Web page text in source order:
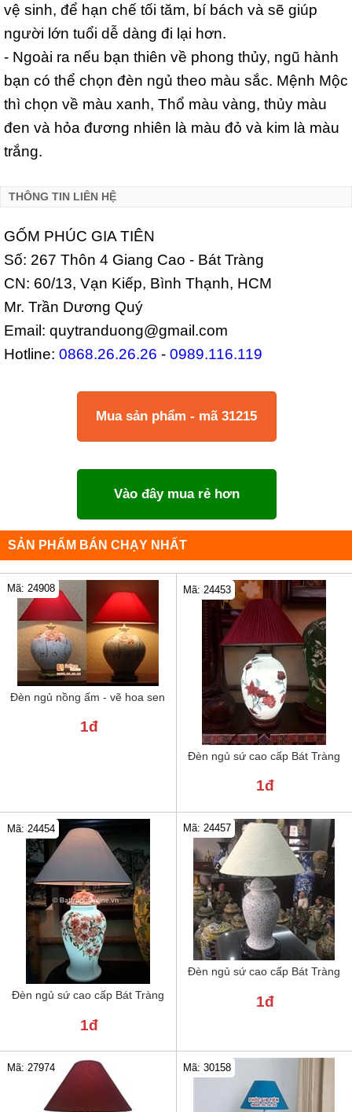
vệ sinh, để hạn chế tối tăm, bí bách và sẽ giúp
người lớn tuổi dễ dàng đi lại hơn.
- Ngoài ra nếu bạn thiên về phong thủy, ngũ hành
bạn có thể chọn đèn ngủ theo màu sắc. Mệnh Mộc
thì chọn về màu xanh, Thổ màu vàng, thủy màu
đen và hỏa đương nhiên là màu đỏ và kim là màu
trắng.
THÔNG TIN LIÊN HỆ
GỐM PHÚC GIA TIÊN
Số: 267 Thôn 4 Giang Cao - Bát Tràng
CN: 60/13, Vạn Kiếp, Bình Thạnh, HCM
Mr. Trần Dương Quý
Email: quytranduong@gmail.com
Hotline: 0868.26.26.26 - 0989.116.119
Mua sản phẩm - mã 31215
Vào đây mua rẻ hơn
SẢN PHẨM BÁN CHẠY NHẤT
Đèn ngủ nồng ấm - vẽ hoa sen
Mã: 24908
1đ
Đèn ngủ sứ cao cấp Bát Tràng
Mã: 24453
1đ
Đèn ngủ sứ cao cấp Bát Tràng
Mã: 24454
1đ
Đèn ngủ sứ cao cấp Bát Tràng
Mã: 24457
1đ
Mã: 27974 Mã: 30158